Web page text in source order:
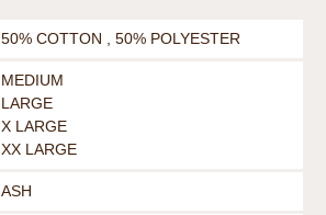
50% COTTON , 50% POLYESTER
MEDIUM
LARGE
X LARGE
XX LARGE
ASH